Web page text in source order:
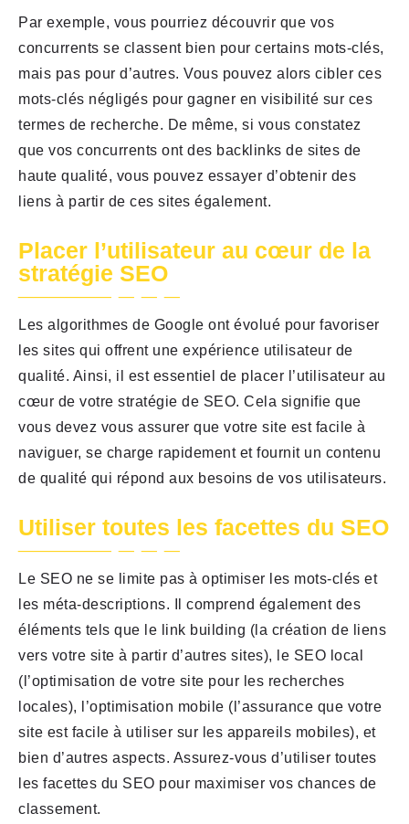
Par exemple, vous pourriez découvrir que vos
concurrents se classent bien pour certains mots-clés,
mais pas pour d’autres. Vous pouvez alors cibler ces
mots-clés négligés pour gagner en visibilité sur ces
termes de recherche. De même, si vous constatez
que vos concurrents ont des backlinks de sites de
haute qualité, vous pouvez essayer d’obtenir des
liens à partir de ces sites également.
Placer l’utilisateur au cœur de la
stratégie SEO
Les algorithmes de Google ont évolué pour favoriser
les sites qui offrent une expérience utilisateur de
qualité. Ainsi, il est essentiel de placer l’utilisateur au
cœur de votre stratégie de SEO. Cela signifie que
vous devez vous assurer que votre site est facile à
naviguer, se charge rapidement et fournit un contenu
de qualité qui répond aux besoins de vos utilisateurs.
Utiliser toutes les facettes du SEO
Le SEO ne se limite pas à optimiser les mots-clés et
les méta-descriptions. Il comprend également des
éléments tels que le link building (la création de liens
vers votre site à partir d’autres sites), le SEO local
(l’optimisation de votre site pour les recherches
locales), l’optimisation mobile (l’assurance que votre
site est facile à utiliser sur les appareils mobiles), et
bien d’autres aspects. Assurez-vous d’utiliser toutes
les facettes du SEO pour maximiser vos chances de
classement.